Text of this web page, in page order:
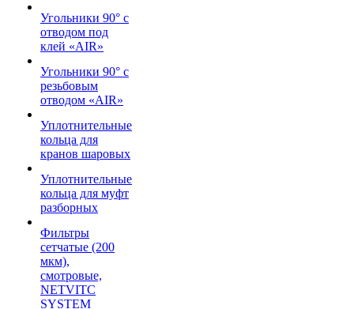
Угольники 90° с
отводом под
клей «AIR»
Угольники 90° с
резьбовым
отводом «AIR»
Уплотнительные
кольца для
кранов шаровых
Уплотнительные
кольца для муфт
разборных
Фильтры
сетчатые (200
мкм),
смотровые,
NETVITC
SYSTEM